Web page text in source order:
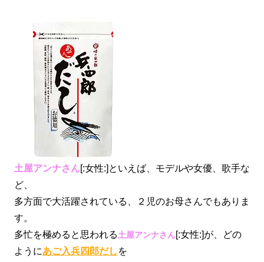
土屋アンナさん[:女性:]といえば、モデルや女優、歌手な
ど、
多方面で大活躍されている、２児のお母さんでもありま
す。
多忙を極めると思われる土屋アンナさん[:女性:]が、どの
ようにあご入兵四郎だし を